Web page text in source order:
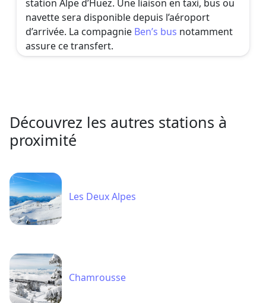
station Alpe d’Huez. Une liaison en taxi, bus ou
navette sera disponible depuis l’aéroport
d’arrivée. La compagnie Ben’s bus notamment
assure ce transfert.
Découvrez les autres stations à
proximité
Les Deux Alpes
Chamrousse